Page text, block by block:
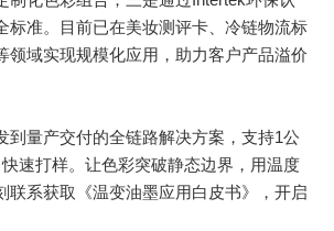
标准。目前已在美妆测评卡、冷链物流标
领域实现规模化应用，助力客户产品溢价
到量产交付的全链路解决方案，支持1公
速打样。让色彩突破静态边界，用温度
联系获取《温变油墨应用白皮书》，开启